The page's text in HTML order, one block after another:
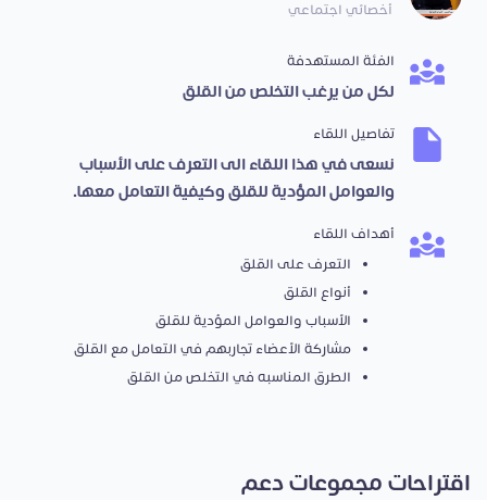
أخصائي اجتماعي
الفئة المستهدفة
لكل من يرغب التخلص من القلق
تفاصيل اللقاء
نسعى في هذا اللقاء الى التعرف على الأسباب
والعوامل المؤدية للقلق وكيفية التعامل معها.
أهداف اللقاء
التعرف على القلق
أنواع القلق
الأسباب والعوامل المؤدية للقلق
مشاركة الأعضاء تجاربهم في التعامل مع القلق
الطرق المناسبه في التخلص من القلق
اقتراحات مجموعات دعم